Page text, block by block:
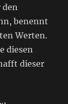
den
benennt
Werten.
diesen
dieser